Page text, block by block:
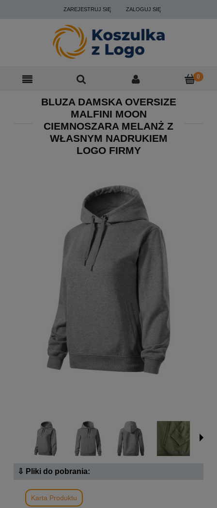
ZAREJESTRUJ SIĘ ZALOGUJ SIĘ
BLUZA DAMSKA OVERSIZE
MALFINI MOON
CIEMNOSZARA MELANŻ Z
WŁASNYM NADRUKIEM
LOGO FIRMY
⇩ Pliki do pobrania:
Karta Produktu